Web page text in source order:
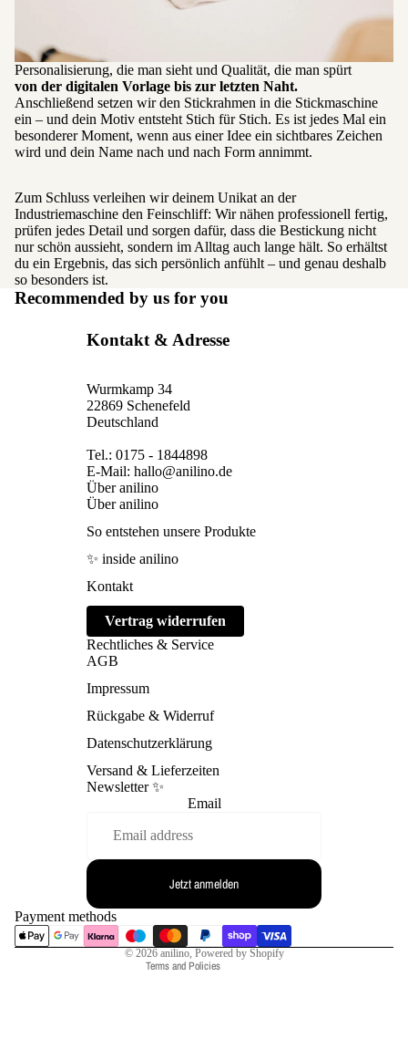
Personalisierung, die man sieht und Qualität, die man spürt
von der digitalen Vorlage bis zur letzten Naht.
Anschließend setzen wir den Stickrahmen in die Stickmaschine
ein – und dein Motiv entsteht Stich für Stich. Es ist jedes Mal ein
besonderer Moment, wenn aus einer Idee ein sichtbares Zeichen
wird und dein Name nach und nach Form annimmt.
Zum Schluss verleihen wir deinem Unikat an der
Industriemaschine den Feinschliff: Wir nähen professionell fertig,
prüfen jedes Detail und sorgen dafür, dass die Bestickung nicht
nur schön aussieht, sondern im Alltag auch lange hält. So erhältst
du ein Ergebnis, das sich persönlich anfühlt – und genau deshalb
so besonders ist.
Recommended by us for you
Kontakt & Adresse
Wurmkamp 34
22869 Schenefeld
Deutschland
Tel.: 0175 - 1844898
E-Mail: hallo@anilino.de
Über anilino
Über anilino
So entstehen unsere Produkte
✨ inside anilino
Kontakt
Vertrag widerrufen
Rechtliches & Service
AGB
Impressum
Rückgabe & Widerruf
Datenschutzerklärung
Versand & Lieferzeiten
Newsletter ✨
Email
Jetzt anmelden
Payment methods
© 2026 anilino, Powered by Shopify
Terms and Policies
Privacy policy
Terms of service
Shipping policy
Contact information
Legal notice